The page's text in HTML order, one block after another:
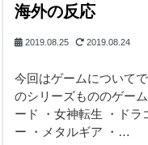
海外の反応
2019.08.25 2019.08.24
今回はゲームについて
のシリーズもののゲー
ード ・女神転生 ・ドラ
ー ・メタルギア ・…